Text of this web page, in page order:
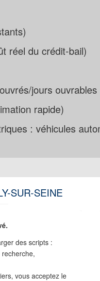
réel du crédit-bail)
jours ouvrables
rapide)
: véhicules
SUR-SEINE
des scripts :
vous acceptez le